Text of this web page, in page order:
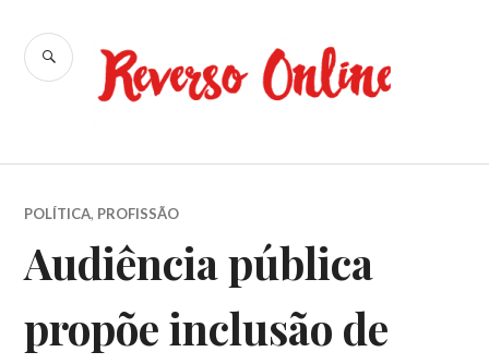
para
conteúdo
Reverso
BUSCA
POLÍTICA, PROFISSÃO
Audiência pública
propõe inclusão de